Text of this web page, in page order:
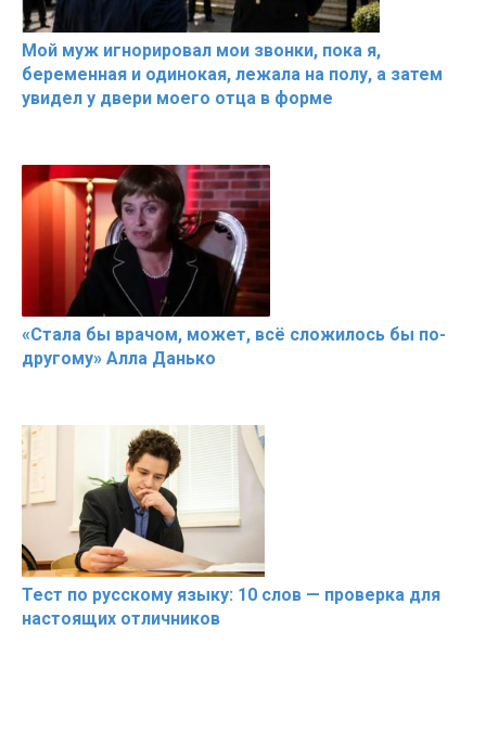
Мой муж игнорировал мои звонки, пока я,
беременная и одинокая, лежала на полу, а затем
увидел у двери моего отца в форме
«Стала бы врачом, может, всё сложилось бы по-
другому» Алла Данько
Тест по русскому языку: 10 слов — проверка для
настоящих отличников